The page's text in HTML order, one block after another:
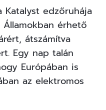
edzőruhája
érhető
átszámítva
Egy nap talán
Európában is
az elektromos